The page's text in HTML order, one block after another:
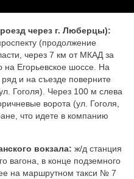
через г. Люберцы):
(продолжение
через 7 км от МКАД за
Егорьевское шоссе. На
и на съезде поверните
Гоголя). Через 100 м слева
ворота (ул. Гоголя,
что идете в компанию
вокзала: ж/д станция
вагона, в конце подземного
на маршрутном такси № 7